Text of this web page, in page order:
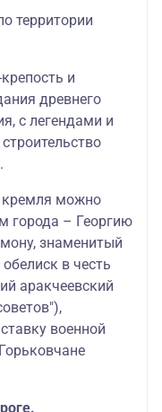
территории
и
древнего
с легендами и
кремля можно
города – Георгию
знаменитый
в честь
аракчеевский
военной